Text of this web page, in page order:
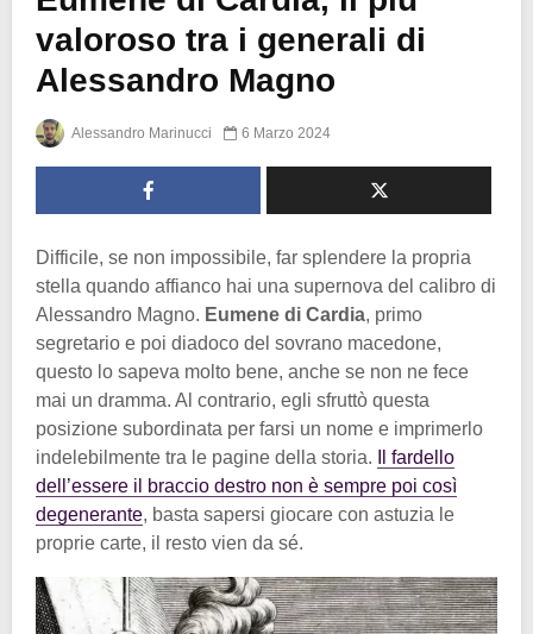
valoroso tra i generali di
Alessandro Magno
Alessandro Marinucci 6 Marzo 2024
Difficile, se non impossibile, far splendere la propria
stella quando affianco hai una supernova del calibro di
Alessandro Magno. Eumene di Cardia, primo
segretario e poi diadoco del sovrano macedone,
questo lo sapeva molto bene, anche se non ne fece
mai un dramma. Al contrario, egli sfruttò questa
posizione subordinata per farsi un nome e imprimerlo
indelebilmente tra le pagine della storia.
Il fardello
dell’essere il braccio destro non è sempre poi così
degenerante, basta sapersi giocare con astuzia le
proprie carte, il resto vien da sé.